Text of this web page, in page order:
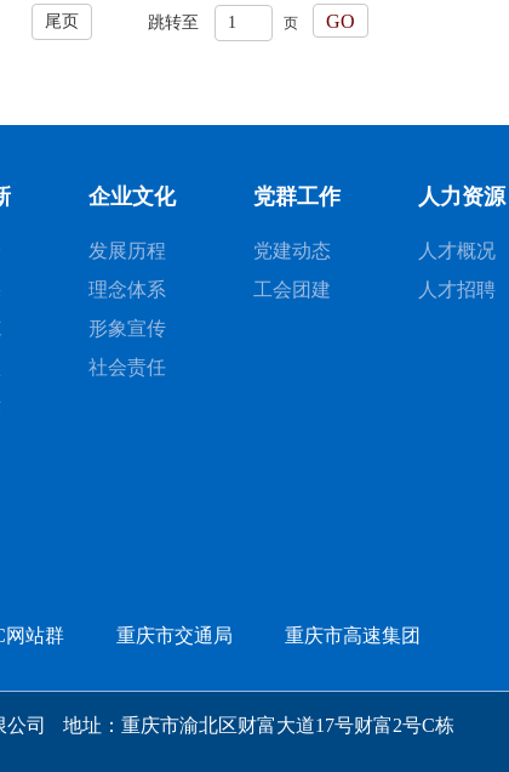
尾页 跳转至 页
企业文化
发展历程
理念体系
形象宣传
社会责任
党群工作
党建动态
工会团建
人力资源
人才概况
人才招聘
网站群 重庆市交通局 重庆市高速集团
司
地址：重庆市渝北区财富大道17号财富2号C栋